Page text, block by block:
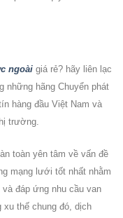
ngoài giá rẻ? hãy liên lạc
những hãng Chuyển phát
hàng đầu Việt Nam và
trường.
toàn yên tâm về vấn đề
mạng lưới tốt nhất nhằm
đáp ứng nhu cầu van
xu thế chung đó, dịch